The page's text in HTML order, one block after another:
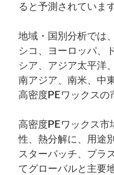
ると予測されています
地域・国別分析では
シコ、ヨーロッパ、
シア、アジア太平洋
南アジア、南米、中
高密度PEワックスの
高密度PEワックス市
性、熱分解に、用途
スターバッチ、プラ
てグローバルと主要